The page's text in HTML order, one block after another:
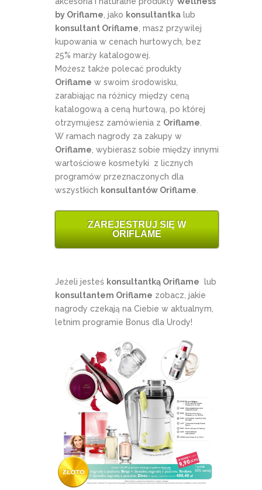
by Oriflame , jako konsultantka lub
konsultant Oriflame , masz przywilej
kupowania w cenach hurtowych, bez
25% marży katalogowej.
Możesz także polecać produkty
Oriflame w swoim środowisku,
zarabiając na różnicy między ceną
katalogową a ceną hurtową, po której
otrzymujesz zamówienia z Oriflame
W ramach nagrody za zakupy w
Oriflame , wybierasz sobie między innymi
wartościowe kosmetyki z licznych
programów przeznaczonych dla
wszystkich konsultantów Oriflame
ZAREJESTRUJ SIĘ W
ORIFLAME
Jeżeli jesteś konsultantką Oriflame lub
konsultantem Oriflame zobacz, jakie
nagrody czekają na Ciebie w aktualnym,
letnim programie Bonus dla Urody!